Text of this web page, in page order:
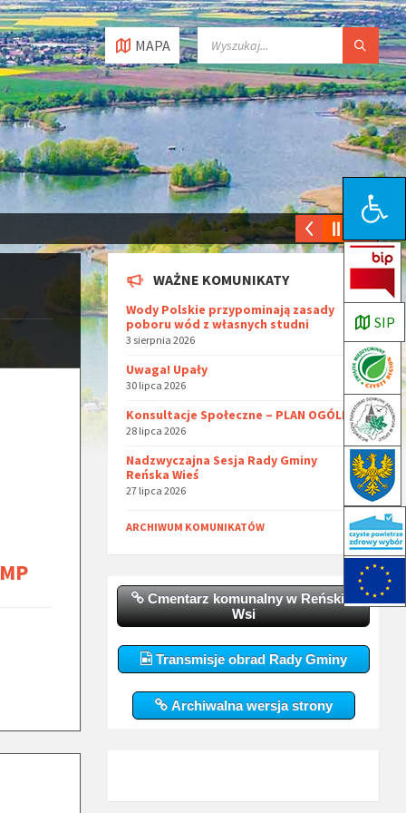
Open toolbar
SIP
MAPA
WAŻNE KOMUNIKATY
Wody Polskie przypominają zasady
poboru wód z własnych studni
3 sierpnia 2026
Uwaga! Upały
30 lipca 2026
Konsultacje Społeczne – PLAN OGÓLNY
28 lipca 2026
Nadzwyczajna Sesja Rady Gminy
Reńska Wieś
27 lipca 2026
ARCHIWUM KOMUNIKATÓW
Cmentarz komunalny w Reńskiej
Wsi
Transmisje obrad Rady Gminy
Archiwalna wersja strony